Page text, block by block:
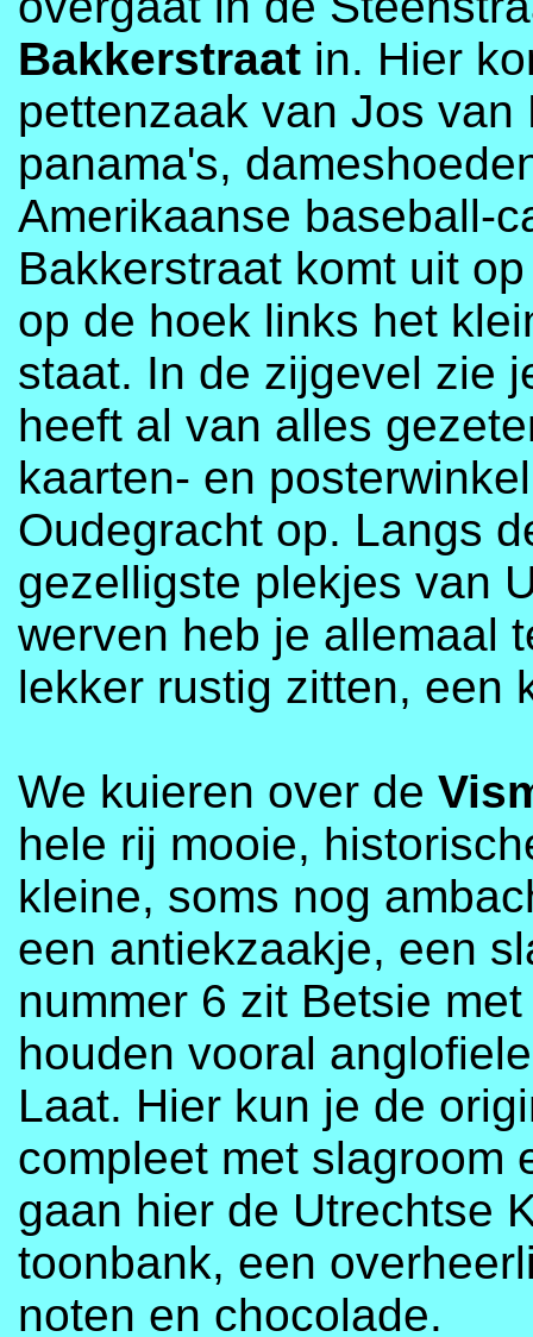
Bakkerstraat in. Hier
pettenzaak van Jos
panama's,
Amerikaanse baseball-
Bakkerstraat komt uit
op de hoek links het
staat. In de zijgevel zie
heeft al van alles
kaarten- en
Oudegracht op. Langs
gezelligste plekjes van
werven heb je allemaal
lekker rustig zitten, een
We kuieren over de
hele rij mooie,
kleine, soms nog
een antiekzaakje, een
nummer 6 zit Betsie
houden vooral
Laat. Hier kun je de
compleet met slagroom
gaan hier de Utrechtse
toonbank, een
noten en chocolade.